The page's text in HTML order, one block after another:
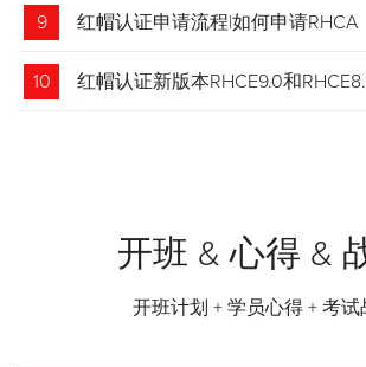
9 红帽认证申请流程|如何申请RHCA
师）证书？申请步骤请收藏！
10 红帽认证新版本RHCE9.0和
开班 & 心得 &
开班计划 + 学员心得 + 考试